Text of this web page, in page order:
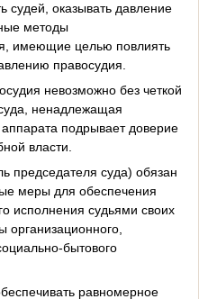
судей, оказывать давление
методы
имеющие целью повлиять
правосудия.
невозможно без четкой
ненадлежащая
подрывает доверие
власти.
председателя суда) обязан
меры для обеспечения
исполнения судьями своих
организационного,
бытового
равномерное